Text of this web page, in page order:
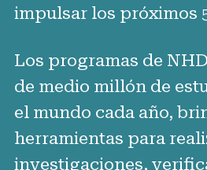
Involucrarse
Red de Antiguos Alumnos
impulsar los próximos
Los programas de
de medio millón de
el mundo cada año,
herramientas para
investigaciones,